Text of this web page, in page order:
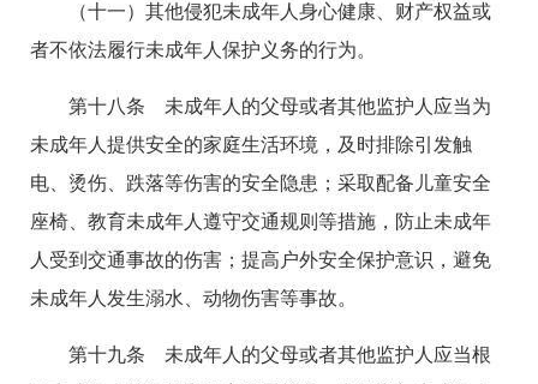
（十一）其他侵犯未成年人身心健康、财产权益或
者不依法履行未成年人保护义务的行为。
第十八条 未成年人的父母或者其他监护人应当为
未成年人提供安全的家庭生活环境，及时排除引发触
电、烫伤、跌落等伤害的安全隐患；采取配备儿童安全
座椅、教育未成年人遵守交通规则等措施，防止未成年
人受到交通事故的伤害；提高户外安全保护意识，避免
未成年人发生溺水、动物伤害等事故。
第十九条 未成年人的父母或者其他监护人应当根